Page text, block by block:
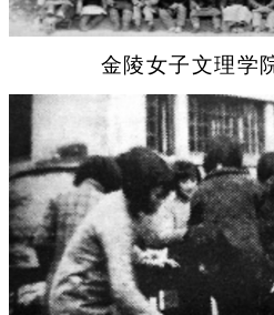
金陵女子文理学院